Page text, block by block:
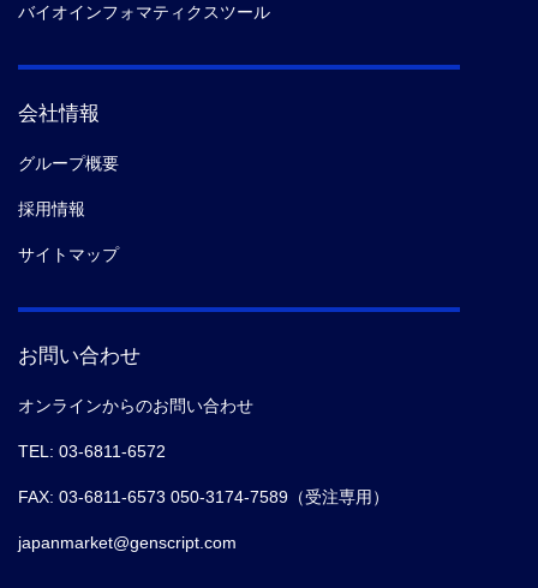
バイオインフォマティクスツール
会社情報
グループ概要
採用情報
サイトマップ
お問い合わせ
オンラインからのお問い合わせ
TEL: 03-6811-6572
FAX: 03-6811-6573 050-3174-7589（受注専用）
japanmarket@genscript.com